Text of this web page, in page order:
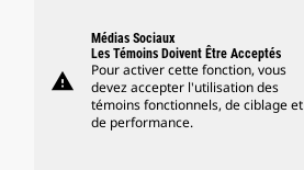
warning
Médias Sociaux
Les Témoins Doivent Être Acceptés
Pour activer cette fonction, vous
devez accepter l'utilisation des
témoins fonctionnels, de ciblage et
de performance.